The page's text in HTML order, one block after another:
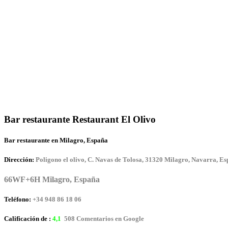
Bar restaurante Restaurant El Olivo
Bar restaurante en Milagro, España
Dirección: Poligono el olivo, C. Navas de Tolosa, 31320 Milagro, Navarra,
66WF+6H Milagro, España
Teléfono: +34 948 86 18 06
Calificación de : 4,1 508 Comentarios en Google